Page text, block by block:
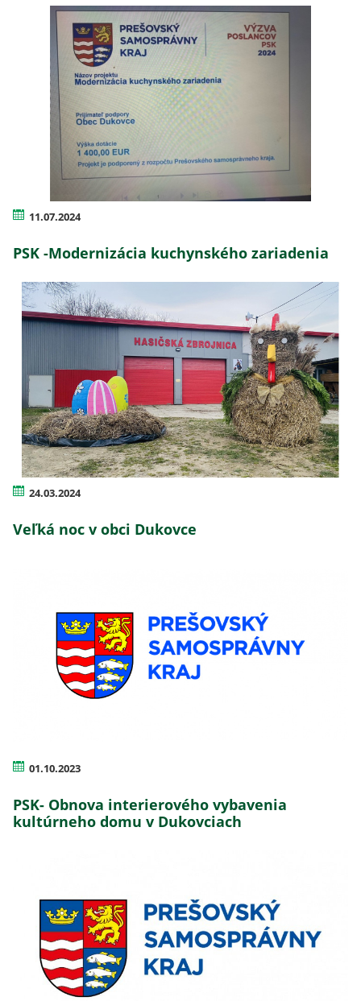
11.07.2024
PSK -Modernizácia kuchynského zariadenia
24.03.2024
Veľká noc v obci Dukovce
01.10.2023
PSK- Obnova interierového vybavenia
kultúrneho domu v Dukovciach